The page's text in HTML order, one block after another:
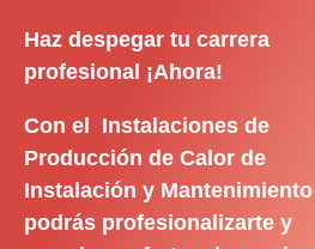
Haz despegar tu carrera
profesional ¡Ahora!
Con el Instalaciones de
Producción de Calor de
Instalación y Mantenimiento
podrás profesionalizarte y